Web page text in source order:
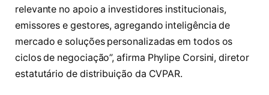
relevante no apoio a investidores institucionais,
emissores e gestores, agregando inteligência de
mercado e soluções personalizadas em todos os
ciclos de negociação”, afirma Phylipe Corsini, diretor
estatutário de distribuição da CVPAR.